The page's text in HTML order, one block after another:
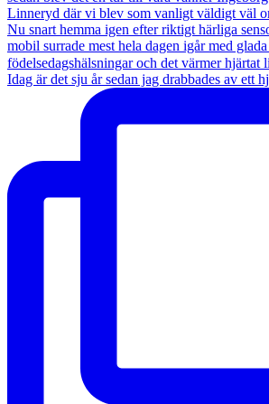
Idag är det sju år sedan jag drabbades av ett hj